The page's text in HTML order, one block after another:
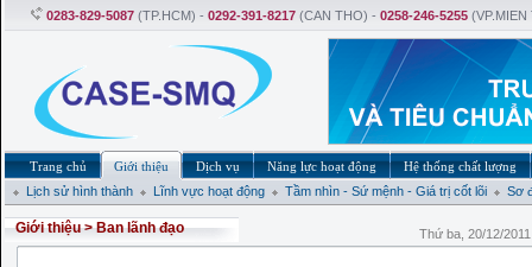
0283-829-5087 (TP.HCM) - 0292-391-8217 (CAN THO) - 0258-246-5255
Trang chủ
Giới thiệu
Lịch sử hình thành
Lĩnh vực hoạt động Tầm nhìn - Sứ mệnh - Giá trị cốt lõi Sơ
Dịch vụ Năng lực hoạt động Hệ thống chất lượng
Giới thiệu>Ban lãnh đạo Thứ ba, 20/12/